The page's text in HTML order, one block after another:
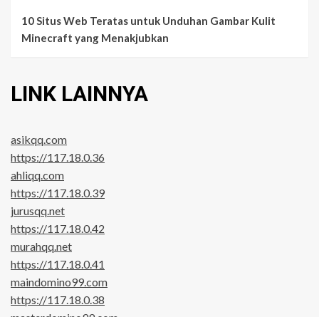
10 Situs Web Teratas untuk Unduhan Gambar Kulit
Minecraft yang Menakjubkan
LINK LAINNYA
asikqq.com
https://117.18.0.36
ahliqq.com
https://117.18.0.39
jurusqq.net
https://117.18.0.42
murahqq.net
https://117.18.0.41
maindomino99.com
https://117.18.0.38